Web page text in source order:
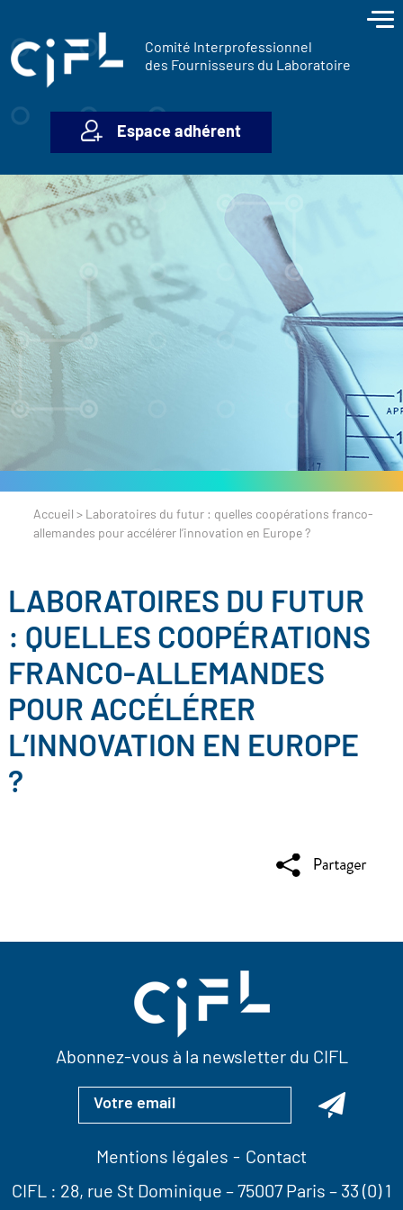
Comité Interprofessionnel
des Fournisseurs du Laboratoire
Espace adhérent
Accueil > Laboratoires du futur : quelles coopérations franco-
allemandes pour accélérer l’innovation en Europe ?
LABORATOIRES DU FUTUR
: QUELLES COOPÉRATIONS
FRANCO-ALLEMANDES
POUR ACCÉLÉRER
L’INNOVATION EN EUROPE
?
Abonnez-vous à la newsletter du CIFL
Mentions légales
Contact
CIFL : 28, rue St Dominique – 75007 Paris – 33 (0) 1